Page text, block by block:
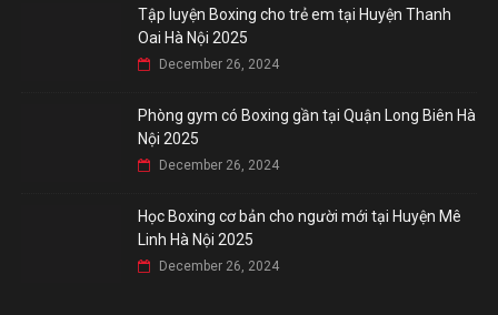
Tập luyện Boxing cho trẻ em tại Huyện Thanh
Oai Hà Nội 2025
December 26, 2024
Phòng gym có Boxing gần tại Quận Long Biên Hà
Nội 2025
December 26, 2024
Học Boxing cơ bản cho người mới tại Huyện Mê
Linh Hà Nội 2025
December 26, 2024